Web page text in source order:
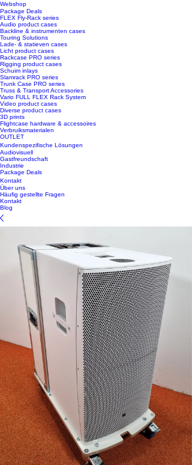
Webshop
Package Deals
FLEX Fly-Rack series
Audio product cases
Backline & instrumenten cases
Touring Solutions
Lade- & statieven cases
Licht product cases
Rackcase PRO series
Rigging product cases
Schuim inlays
Slamrack PRO series
Trunk Case PRO series
Truss & Transport Accessories
Vario FULL FLEX Rack System
Video product cases
Diverse product cases
3D prints
Flightcase hardware & accessoires
Verbruiksmaterialen
OUTLET
Kundenspezifische Lösungen
Audiovisuell
Gastfreundschaft
Industrie
Package Deals
Kontakt
Über uns
Häufig gestellte Fragen
Kontakt
Blog